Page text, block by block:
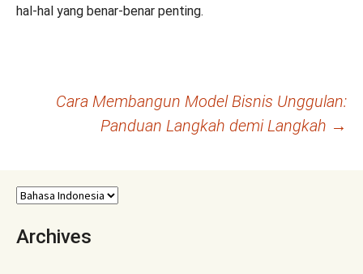
hal-hal yang benar-benar penting.
NavigasiCara Membangun Model Bisnis Unggulan:
Panduan Langkah demi Langkah →
Archives